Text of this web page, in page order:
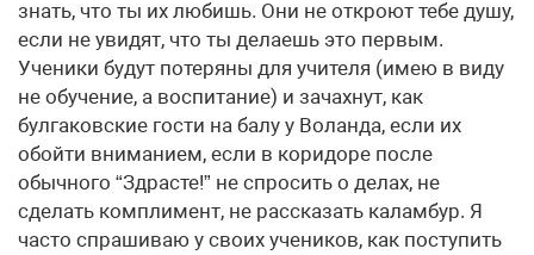
знать, что ты их любишь. Они не откроют тебе душу,
если не увидят, что ты делаешь это первым.
Ученики будут потеряны для учителя (имею в виду
не обучение, а воспитание) и зачахнут, как
булгаковские гости на балу у Воланда, если их
обойти вниманием, если в коридоре после
обычного “Здрасте!” не спросить о делах, не
сделать комплимент, не рассказать каламбур. Я
часто спрашиваю у своих учеников, как поступить